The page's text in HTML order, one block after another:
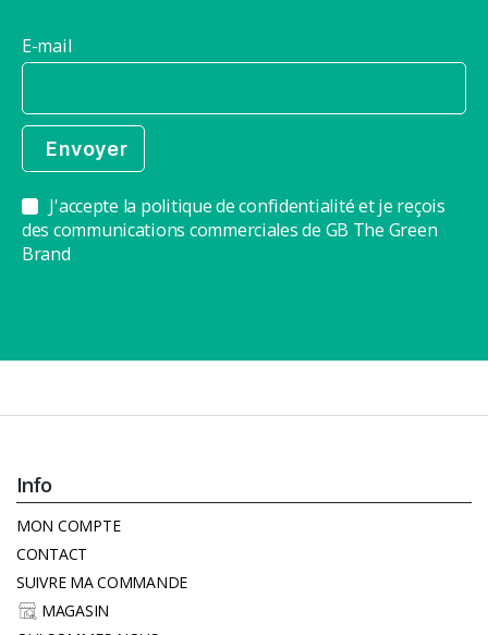
E-mail
J'accepte la politique de confidentialité et je reçois
des communications commerciales de GB The Green
Brand
Info
MON COMPTE
CONTACT
SUIVRE MA COMMANDE
MAGASIN